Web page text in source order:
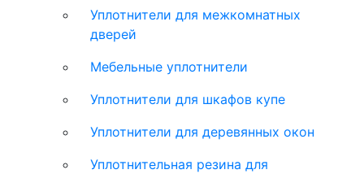
Уплотнители для межкомнатных
дверей
Мебельные уплотнители
Уплотнители для шкафов купе
Уплотнители для деревянных окон
Уплотнительная резина для